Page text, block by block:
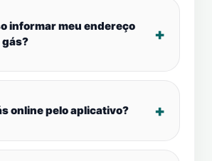
informar meu endereço
online pelo aplicativo?